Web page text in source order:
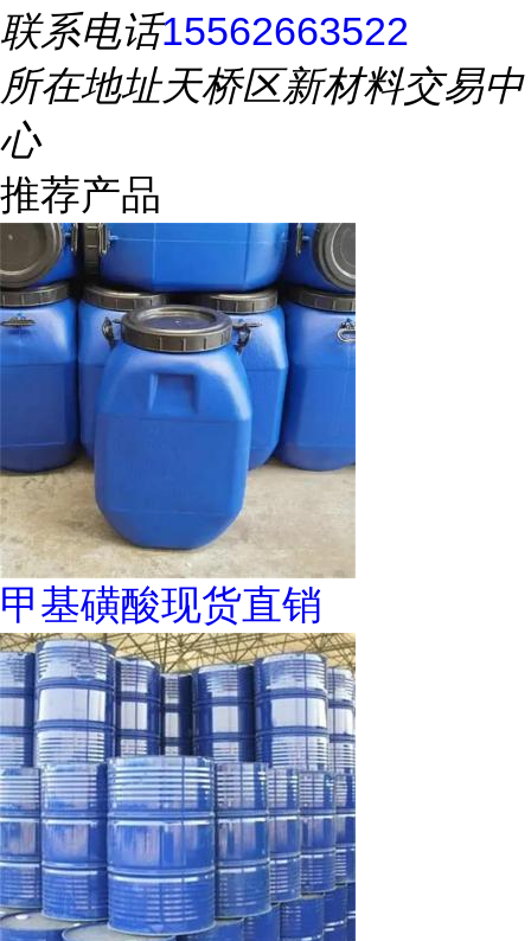
联系电话15562663522
所在地址天桥区新材料交易中
心
推荐产品
甲基磺酸现货直销